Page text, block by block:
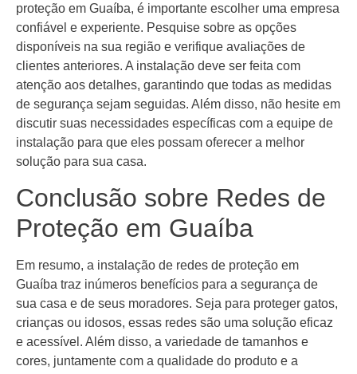
proteção em Guaíba, é importante escolher uma empresa
confiável e experiente. Pesquise sobre as opções
disponíveis na sua região e verifique avaliações de
clientes anteriores. A instalação deve ser feita com
atenção aos detalhes, garantindo que todas as medidas
de segurança sejam seguidas. Além disso, não hesite em
discutir suas necessidades específicas com a equipe de
instalação para que eles possam oferecer a melhor
solução para sua casa.
Conclusão sobre Redes de
Proteção em Guaíba
Em resumo, a instalação de redes de proteção em
Guaíba traz inúmeros benefícios para a segurança de
sua casa e de seus moradores. Seja para proteger gatos,
crianças ou idosos, essas redes são uma solução eficaz
e acessível. Além disso, a variedade de tamanhos e
cores, juntamente com a qualidade do produto e a